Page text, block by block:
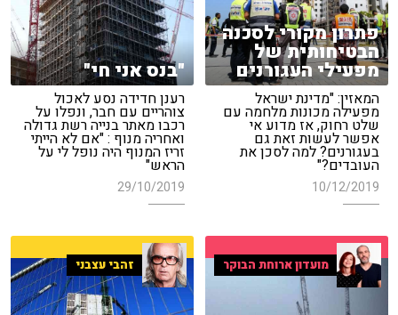
פתרון מקורי לסכנה
הבטיחותית של
מפעילי העגורנים
המאזין: "מדינת ישראל
מפעילה מכונות מלחמה עם
שלט רחוק, אז מדוע אי
אפשר לעשות זאת גם
בעגורנים? למה לסכן את
העובדים?"
10/12/2019
"בנס אני חי"
רענן חדידה נסע לאכול
צוהריים עם חבר, ונפלו על
רכבו מאתר בנייה רשת גדולה
ואחריה מנוף : "אם לא הייתי
זריז המנוף היה נופל לי על
הראש"
29/10/2019
מועדון ארוחת הבוקר זהבי עצבני